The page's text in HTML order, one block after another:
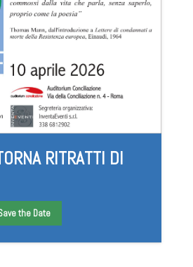
RITRATTI DI
the Date